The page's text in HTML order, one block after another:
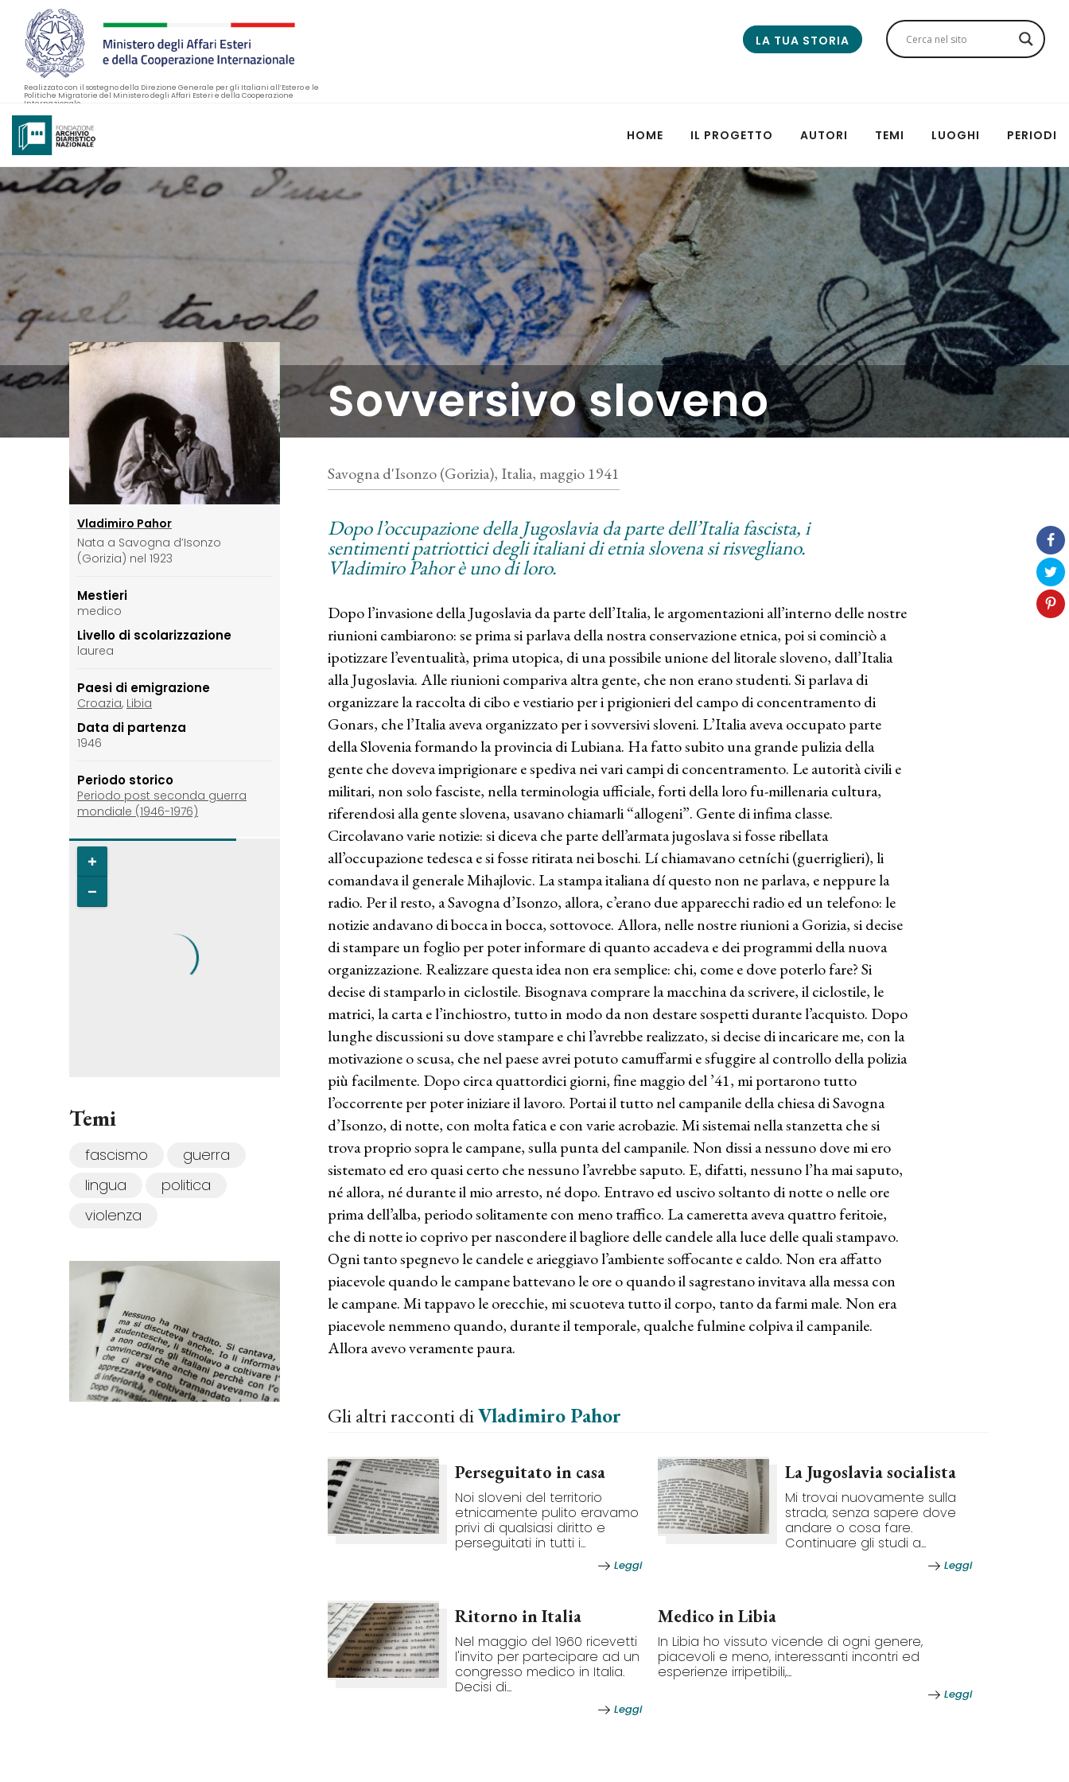
Realizzato con il sostegno della Direzione Generale per gli Italiani all’Estero e le
Politiche Migratorie del Ministero degli Affari Esteri e della Cooperazione
Internazionale
LA TUA STORIA
HOME IL PROGETTO AUTORI TEMI LUOGHI PERIODI
Sovversivo sloveno
Vladimiro Pahor
Nata a Savogna d’Isonzo
(Gorizia) nel 1923
Mestieri
medico
Livello di scolarizzazione
laurea
Paesi di emigrazione
Croazia, Libia
Data di partenza
1946
Periodo storico
Periodo post seconda guerra
mondiale (1946-1976)
Temi
fascismo
guerra
lingua
politica
violenza
Savogna d'Isonzo (Gorizia), Italia, maggio 1941
Dopo l’occupazione della Jugoslavia da parte dell’Italia fascista, i
sentimenti patriottici degli italiani di etnia slovena si risvegliano.
Vladimiro Pahor è uno di loro.
Dopo l’invasione della Jugoslavia da parte dell’Italia, le argomentazioni all’interno delle nostre
riunioni cambiarono: se prima si parlava della nostra conservazione etnica, poi si cominciò a
ipotizzare l’eventualità, prima utopica, di una possibile unione del litorale sloveno, dall’Italia
alla Jugoslavia. Alle riunioni compariva altra gente, che non erano studenti. Si parlava di
organizzare la raccolta di cibo e vestiario per i prigionieri del campo di concentramento di
Gonars, che l’Italia aveva organizzato per i sovversivi sloveni. L’Italia aveva occupato parte
della Slovenia formando la provincia di Lubiana. Ha fatto subito una grande pulizia della
gente che doveva imprigionare e spediva nei vari campi di concentramento. Le autorità civili e
militari, non solo fasciste, nella terminologia ufficiale, forti della loro fu-millenaria cultura,
riferendosi alla gente slovena, usavano chiamarli “allogeni”. Gente di infima classe.
Circolavano varie notizie: si diceva che parte dell’armata jugoslava si fosse ribellata
all’occupazione tedesca e si fosse ritirata nei boschi. Lí chiamavano cetníchi (guerriglieri), li
comandava il generale Mihajlovic. La stampa italiana dí questo non ne parlava, e neppure la
radio. Per il resto, a Savogna d’Isonzo, allora, c’erano due apparecchi radio ed un telefono: le
notizie andavano di bocca in bocca, sottovoce. Allora, nelle nostre riunioni a Gorizia, si decise
di stampare un foglio per poter informare di quanto accadeva e dei programmi della nuova
organizzazione. Realizzare questa idea non era semplice: chi, come e dove poterlo fare? Si
decise di stamparlo in ciclostile. Bisognava comprare la macchina da scrivere, il ciclostile, le
matrici, la carta e l’inchiostro, tutto in modo da non destare sospetti durante l’acquisto. Dopo
lunghe discussioni su dove stampare e chi l’avrebbe realizzato, si decise di incaricare me, con la
motivazione o scusa, che nel paese avrei potuto camuffarmi e sfuggire al controllo della polizia
più facilmente. Dopo circa quattordici giorni, fine maggio del ’41, mi portarono tutto
l’occorrente per poter iniziare il lavoro. Portai il tutto nel campanile della chiesa di Savogna
d’Isonzo, di notte, con molta fatica e con varie acrobazie. Mi sistemai nella stanzetta che si
trova proprio sopra le campane, sulla punta del campanile. Non dissi a nessuno dove mi ero
sistemato ed ero quasi certo che nessuno l’avrebbe saputo. E, difatti, nessuno l’ha mai saputo,
né allora, né durante il mio arresto, né dopo. Entravo ed uscivo soltanto di notte o nelle ore
prima dell’alba, periodo solitamente con meno traffico. La cameretta aveva quattro feritoie,
che di notte io coprivo per nascondere il bagliore delle candele alla luce delle quali stampavo.
Ogni tanto spegnevo le candele e arieggiavo l’ambiente soffocante e caldo. Non era affatto
piacevole quando le campane battevano le ore o quando il sagrestano invitava alla messa con
le campane. Mi tappavo le orecchie, mi scuoteva tutto il corpo, tanto da farmi male. Non era
piacevole nemmeno quando, durante il temporale, qualche fulmine colpiva il campanile.
Allora avevo veramente paura.
Gli altri racconti diVladimiro Pahor
Perseguitato in casa
Noi sloveni del territorio
etnicamente pulito eravamo
privi di qualsiasi diritto e
perseguitati in tutti i...
Leggi
La Jugoslavia socialista
Mi trovai nuovamente sulla
strada, senza sapere dove
andare o cosa fare.
Continuare gli studi a...
Leggi
Ritorno in Italia
Nel maggio del 1960 ricevetti
l'invito per partecipare ad un
congresso medico in Italia.
Decisi di...
Leggi
Medico in Libia
In Libia ho vissuto vicende di ogni genere,
piacevoli e meno, interessanti incontri ed
esperienze irripetibili,...
Leggi